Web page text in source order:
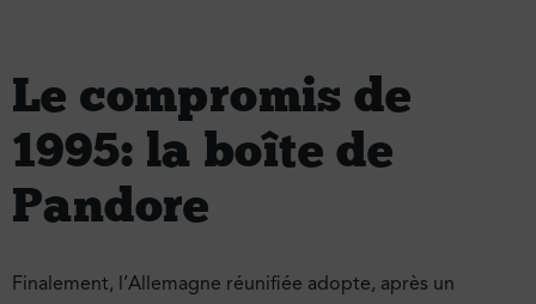
Le compromis de
1995 : la boîte de
Pandore
Finalement, l’Allemagne réunifiée adopte, après un